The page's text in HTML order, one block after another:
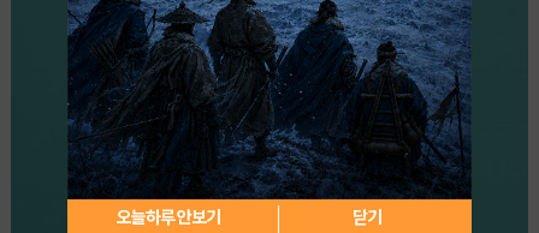
오늘하루 안보기 닫기